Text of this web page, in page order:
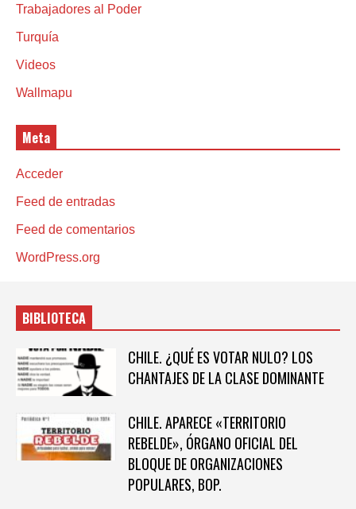
Trabajadores al Poder
Turquía
Videos
Wallmapu
Meta
Acceder
Feed de entradas
Feed de comentarios
WordPress.org
BIBLIOTECA
CHILE. ¿QUÉ ES VOTAR NULO? LOS
CHANTAJES DE LA CLASE DOMINANTE
CHILE. APARECE «TERRITORIO
REBELDE», ÓRGANO OFICIAL DEL
BLOQUE DE ORGANIZACIONES
POPULARES, BOP.